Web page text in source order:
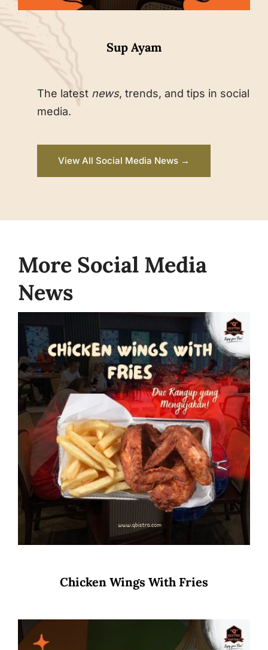
The latest news, trends, and tips in social
media.
View All Social Media News →
Sup Ayam
More Social Media
News
Chicken Wings With Fries